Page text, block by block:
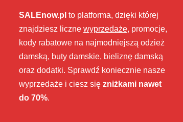
SALEnow.pl to platforma, dzięki której
znajdziesz liczne wyprzedaże, promocje,
kody rabatowe na najmodniejszą odzież
damską, buty damskie, bieliznę damską
oraz dodatki. Sprawdź koniecznie nasze
wyprzedaże i ciesz się zniżkami nawet
do 70%.